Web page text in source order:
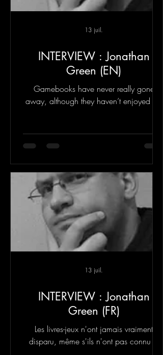
INTERVIEW : Jonathan
Green (EN)
Gamebooks have never really gone
away, although they haven’t enjoyed the
13 juil.
INTERVIEW : Jonathan
Green (FR)
Les livres-jeux n'ont jamais vraiment
disparu, même s'ils n'ont pas connu le
13 juil.